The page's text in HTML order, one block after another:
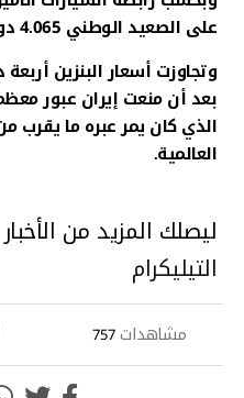
على الصعيد الوطني 4.065 دولارات أمس.
وتجاوزت أسعار البنزين
بعد أن منعت إيران عبور
الذي كان يمر عبره ما
العالمية.
ليصلك المزيد من
التيليكرام
مشاهدات757